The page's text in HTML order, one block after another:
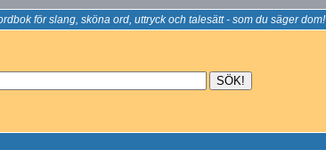
för slang, sköna ord, uttryck och talesätt - som du säger dom!